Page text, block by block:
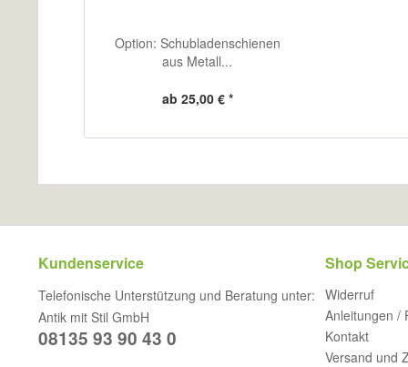
Option: Schubladenschienen
aus Metall...
ab 25,00 € *
Kundenservice
Telefonische Unterstützung und Beratung unter:
Antik mit Stil GmbH
08135 93 90 43 0
Shop
Widerruf
Anleitungen /
Kontakt
Versand und